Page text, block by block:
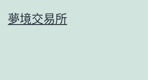
夢境交易所